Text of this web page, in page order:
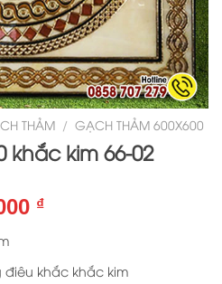
THẢM / GẠCH THẢM 600X600
kim 66-02
₫.
₫Giá
là:
điêu khắc khắc kim